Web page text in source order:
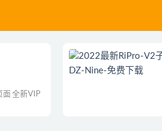
面 全新VIP